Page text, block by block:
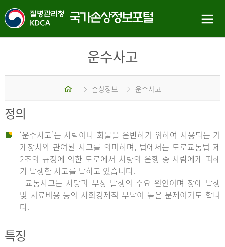
운수사고
홈 손상정보 운수사고
정의
‘운수사고’는 사람이나 화물을 운반하기 위하여 사용되는 기
계장치와 관여된 사고를 의미하며, 법에서는 도로교통법 제
2조의 규정에 의한 도로에서 차량의 운행 중 사람에게 피해
가 발생한 사고를 말하고 있습니다.
- 교통사고는 사망과 부상 발생의 주요 원인이며 장애 발생
및 치료비용 등의 사회경제적 부담이 높은 문제이기도 합니
다.
특징